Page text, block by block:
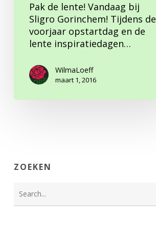
Pak de lente! Vandaag bij
Sligro Gorinchem! Tijdens de
voorjaar opstartdag en de
lente inspiratiedagen…
WilmaLoeff
maart 1, 2016
ZOEKEN